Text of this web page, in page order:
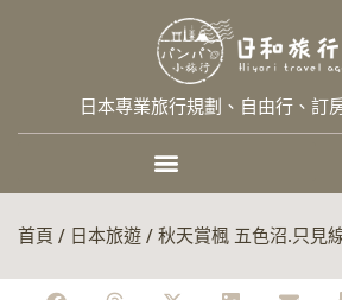
日本專業旅行規劃、自由行、訂
首頁 / 日本旅遊 / 秋天賞楓 五色沼.只見